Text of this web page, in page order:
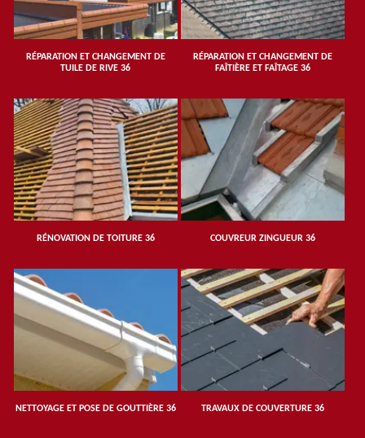
RÉPARATION ET CHANGEMENT DE
TUILE DE RIVE 36
RÉPARATION ET CHANGEMENT DE
FAÎTIÈRE ET FAÎTAGE 36
RÉNOVATION DE TOITURE 36 COUVREUR ZINGUEUR 36
NETTOYAGE ET POSE DE GOUTTIÈRE 36 TRAVAUX DE COUVERTURE 36